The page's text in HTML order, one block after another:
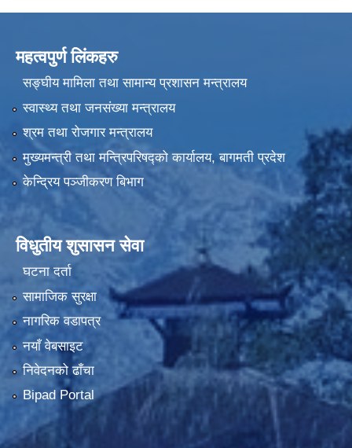
महत्वपुर्ण लिंकहरु
सङ्घीय मामिला तथा सामान्य प्रशासन मन्त्रालय
स्वास्थ्य तथा जनसंख्या मन्त्रालय
श्रम तथा रोजगार मन्त्रालय
मुख्यमन्त्री तथा मन्त्रिपरिषद्को कार्यालय, बागमती प्रदेश
केन्द्रिय पञ्जीकरण बिभाग
विधुतीय शुसासन सेवा
घटना दर्ता
सामाजिक सुरक्षा
नागरिक वडापत्र
नयाँ वेबसाइट
निवेदनको ढाँचा
Bipad Portal